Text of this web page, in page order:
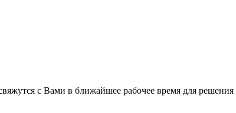
с Вами в ближайшее рабочее время для